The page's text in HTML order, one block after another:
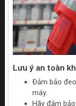
Lưu ý an toàn
Đảm bảo
máy.
Hãy đảm